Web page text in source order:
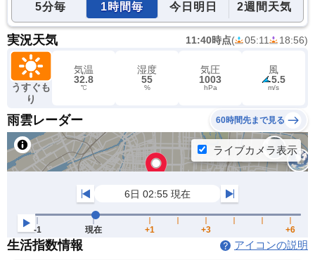
5分毎 1時間毎 今日明日 2週間天気
実況天気 11:40時点( 05:11 18:56)
うすぐも
り
気温
32.8
℃
湿度
55
%
気圧
1003
hPa
風
5.5
m/s
雨雲レーダー 60時間先まで見る
生活指数情報 アイコンの説明